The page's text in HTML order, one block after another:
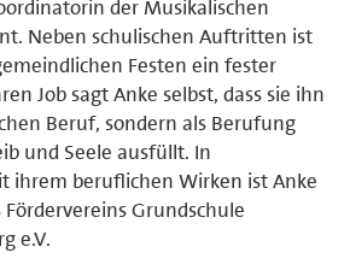
der Musikalischen
Neben schulischen Auftritten ist
Festen ein fester
Job sagt Anke selbst, dass sie ihn
Beruf, sondern als Berufung
und Seele ausfüllt. In
ihrem beruflichen Wirken ist Anke
Grundschule
e.V.